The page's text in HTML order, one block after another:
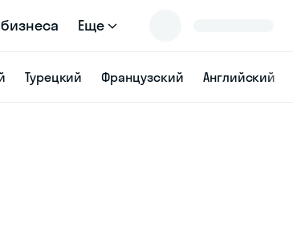
Еще
Турецкий Французский Английский